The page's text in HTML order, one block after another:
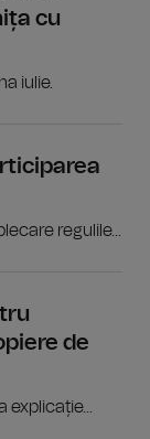
cu
iulie.
regulile...
de
explicație...